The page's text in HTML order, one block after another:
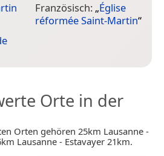
Französisch: „Église
réformée Saint-Martin“
Orte in der
Orten gehören 25km Lausanne -
Lausanne - Estavayer 21km.